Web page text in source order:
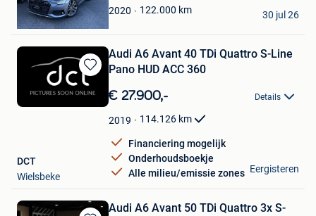
2020 122.000 km
Car Center Pelt
Overpelt
30 jul 26
Bewaren
in
Favorieten
Audi A6 Avant 40 TDi Quattro S-Line
Pano HUD ACC 360
€ 27.900,- Details
2019 114.126 km
Financiering mogelijk
Onderhoudsboekje
Alle milieu/emissie zones
DCT
Wielsbeke
Eergisteren
Audi A6 Avant 50 TDi Quattro 3x S-